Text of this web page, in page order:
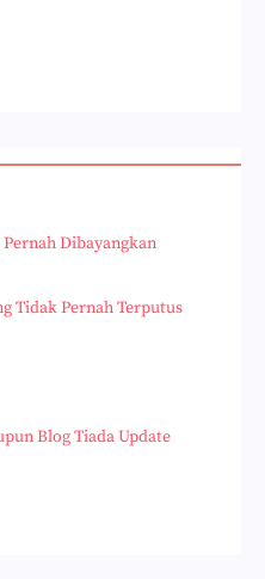
Dibayangkan
Tidak Pernah Terputus
Blog Tiada Update